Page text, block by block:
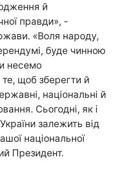
й
правди», -
«Воля народу,
буде чинною
несемо
те, щоб зберегти й
національні й
Сьогодні, як і
залежить від
національної
Президент.